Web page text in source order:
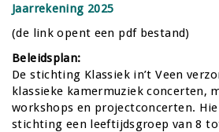
Jaarrekening 2025
(de link opent een pdf bestand)
Beleidsplan:
De stichting Klassiek in’t Veen
klassieke kamermuziek concerten,
workshops en projectconcerten.
stichting een leeftijdsgroep van 8